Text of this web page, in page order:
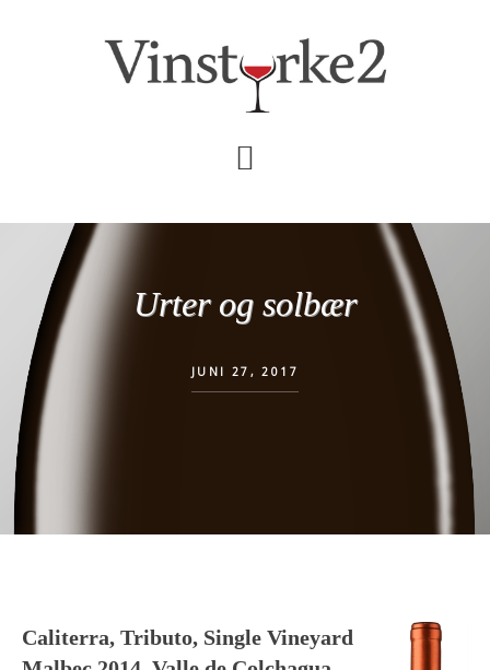
Urter og solbær
JUNI 27, 2017
Caliterra, Tributo, Single Vineyard